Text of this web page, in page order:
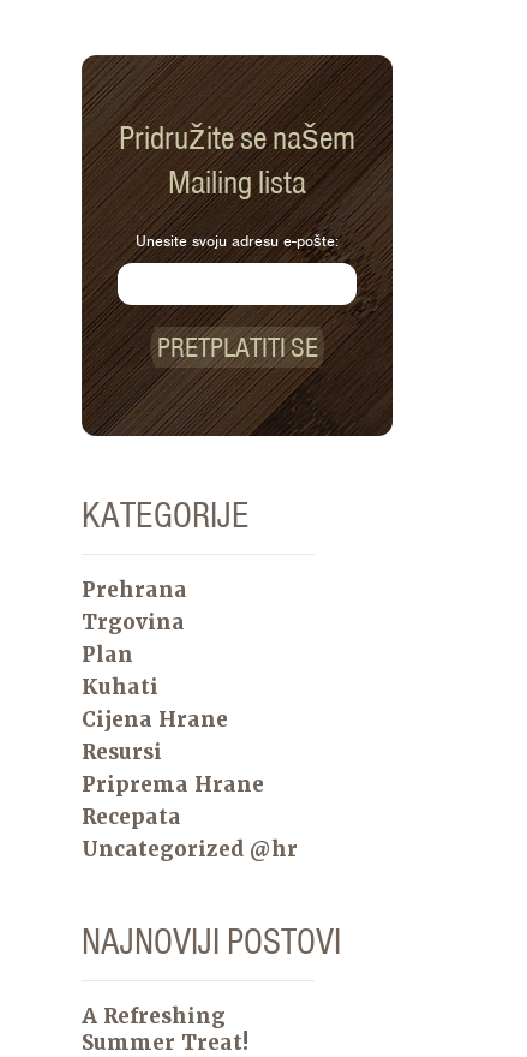
Pridružite se našem
Mailing lista
Unesite svoju adresu e-pošte:
PRETPLATITI SE
KATEGORIJE
Prehrana
Trgovina
Plan
Kuhati
Cijena Hrane
Resursi
Priprema Hrane
Recepata
Uncategorized @hr
NAJNOVIJI POSTOVI
A Refreshing
Summer Treat!